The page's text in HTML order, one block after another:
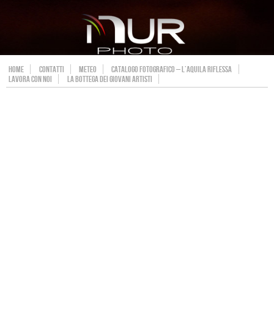
HOME CONTATTI METEO
CATALOGO FOTOGRAFICO – L’AQUILA RIFLESSA
LAVORA CON NOI
LA BOTTEGA DEI GIOVANI ARTISTI